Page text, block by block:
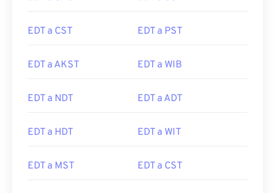
EDT a CST EDT a PST
EDT a AKST EDT a WIB
EDT a NDT EDT a ADT
EDT a HDT EDT a WIT
EDT a MST EDT a CST